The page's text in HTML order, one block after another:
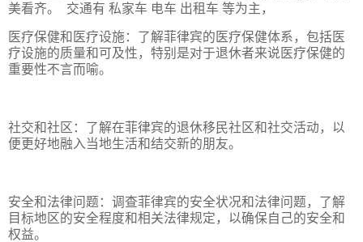
美看齐。 交通有 私家车 电车 出租车 等为主，
医疗保健和医疗设施：了解菲律宾的医疗保健体系，包括医
疗设施的质量和可及性，特别是对于退休者来说医疗保健的
重要性不言而喻。
社交和社区：了解在菲律宾的退休移民社区和社交活动，以
便更好地融入当地生活和结交新的朋友。
安全和法律问题：调查菲律宾的安全状况和法律问题，了解
目标地区的安全程度和相关法律规定，以确保自己的安全和
权益。